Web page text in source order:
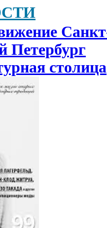
Петербург
столица